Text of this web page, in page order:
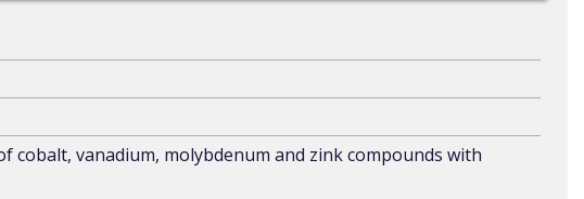
cobalt, vanadium, molybdenum and zink compounds with